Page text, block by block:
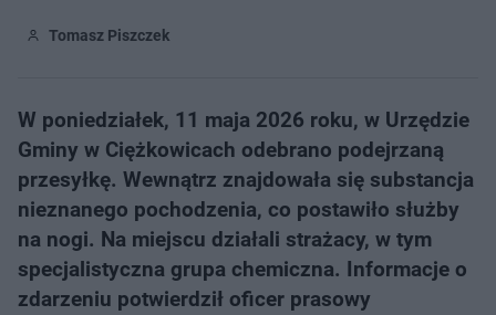
Tomasz Piszczek
W poniedziałek, 11 maja 2026 roku, w Urzędzie
Gminy w Ciężkowicach odebrano podejrzaną
przesyłkę. Wewnątrz znajdowała się substancja
nieznanego pochodzenia, co postawiło służby
na nogi. Na miejscu działali strażacy, w tym
specjalistyczna grupa chemiczna. Informacje o
zdarzeniu potwierdził oficer prasowy